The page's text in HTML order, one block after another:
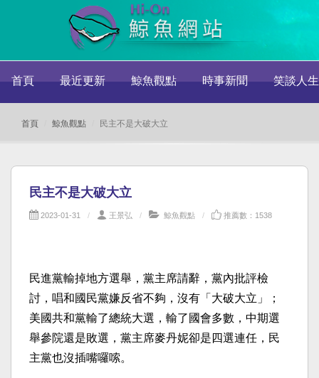
首頁 最近更新 鯨魚觀點 時事新聞 笑談人生
首頁 鯨魚觀點 民主不是大破大立
民主不是大破大立
2023-01-31 王景弘 鯨魚觀點 推薦數：1538
民進黨輸掉地方選舉，黨主席請辭，黨內批評檢
討，唱和國民黨嫌反省不夠，沒有「大破大立」；
美國共和黨輸了總統大選，輸了國會多數，中期選
舉參院還是敗選，黨主席麥丹妮卻是四選連任，民
主黨也沒插嘴囉嗦。